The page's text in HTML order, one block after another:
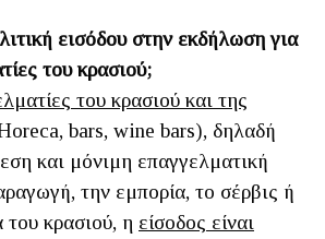
εισόδου στην εκδήλωση για
του κρασιού;
του κρασιού και της
bars, wine bars), δηλαδή
και μόνιμη επαγγελματική
την εμπορία, το σέρβις ή
του κρασιού, η είσοδος είναι